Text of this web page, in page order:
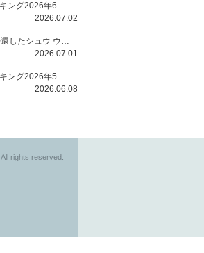
COSME at MAG トータルランキング2026年6月号
2026.07.02
ブランド発祥の地“表参道”に帰還したシュウ ウエムラから、“骨格美“を叶えるクレヨンタイプのフェイスカラー「スカルプト クレヨン」と、ブランド初のリノベーションで進化した名品アイブロウ「ハード フォーミュラ ハード 10」が登場！
2026.07.01
COSME at MAG トータルランキング2026年5月号
2026.06.08
rights reserved.